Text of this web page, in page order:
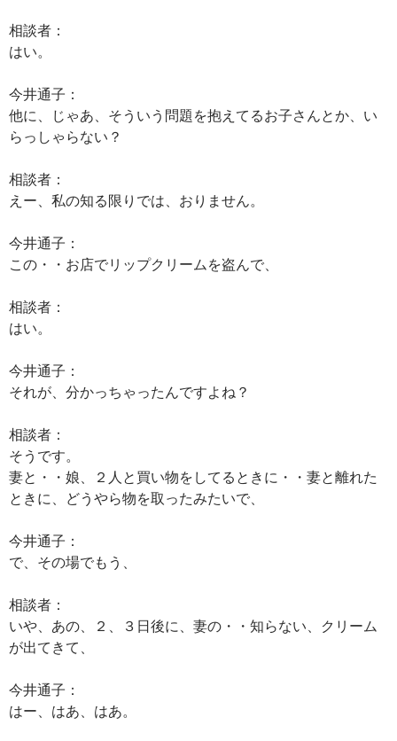
相談者：
はい。
今井通子：
他に、じゃあ、そういう問題を抱えてるお子さんとか、い
らっしゃらない？
相談者：
えー、私の知る限りでは、おりません。
今井通子：
この・・お店でリップクリームを盗んで、
相談者：
はい。
今井通子：
それが、分かっちゃったんですよね？
相談者：
そうです。
妻と・・娘、２人と買い物をしてるときに・・妻と離れた
ときに、どうやら物を取ったみたいで、
今井通子：
で、その場でもう、
相談者：
いや、あの、２、３日後に、妻の・・知らない、クリーム
が出てきて、
今井通子：
はー、はあ、はあ。